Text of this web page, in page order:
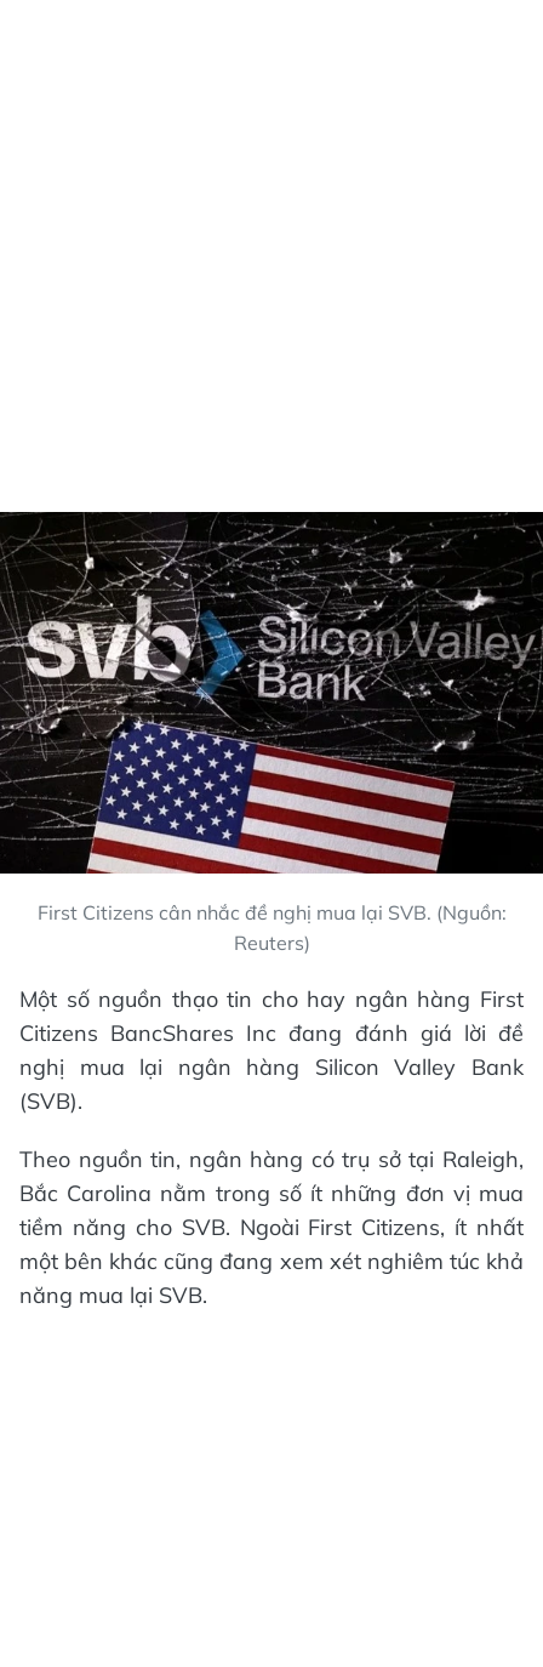
First Citizens cân nhắc đề nghị mua lại SVB. (Nguồn:
Reuters)
Một số nguồn thạo tin cho hay ngân hàng First
Citizens BancShares Inc đang đánh giá lời đề
nghị mua lại ngân hàng Silicon Valley Bank
(SVB).
Theo nguồn tin, ngân hàng có trụ sở tại Raleigh,
Bắc Carolina nằm trong số ít những đơn vị mua
tiềm năng cho SVB. Ngoài First Citizens, ít nhất
một bên khác cũng đang xem xét nghiêm túc khả
năng mua lại SVB.